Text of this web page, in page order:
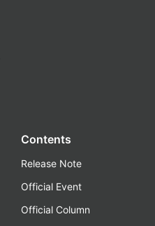
Contents
Release Note
Official Event
Official Column